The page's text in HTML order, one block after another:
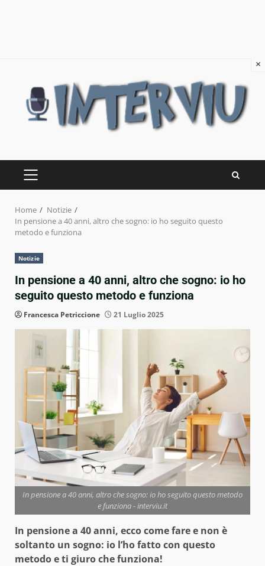
content
PRIMARY
Home
Notizie
In pensione a 40 anni, altro che sogno: io ho seguito questo
metodo e funziona
Notizie
In pensione a 40 anni, altro che sogno: io ho
seguito questo metodo e funziona
Francesca Petriccione 21 Luglio 2025
In pensione a 40 anni, altro che sogno: io ho seguito questo metodo
e funziona - interviu.it
In pensione a 40 anni, ecco come fare e non è
soltanto un sogno: io l’ho fatto con questo
metodo e ti giuro che funziona!
×